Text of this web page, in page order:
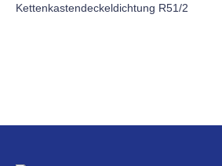
Kettenkastendeckeldichtung R51/2